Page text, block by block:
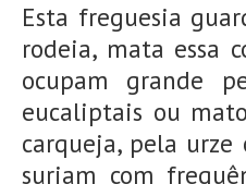
Esta freguesia
rodeia, mata essa
ocupam grande
eucaliptais ou
carqueja, pela
surjam com